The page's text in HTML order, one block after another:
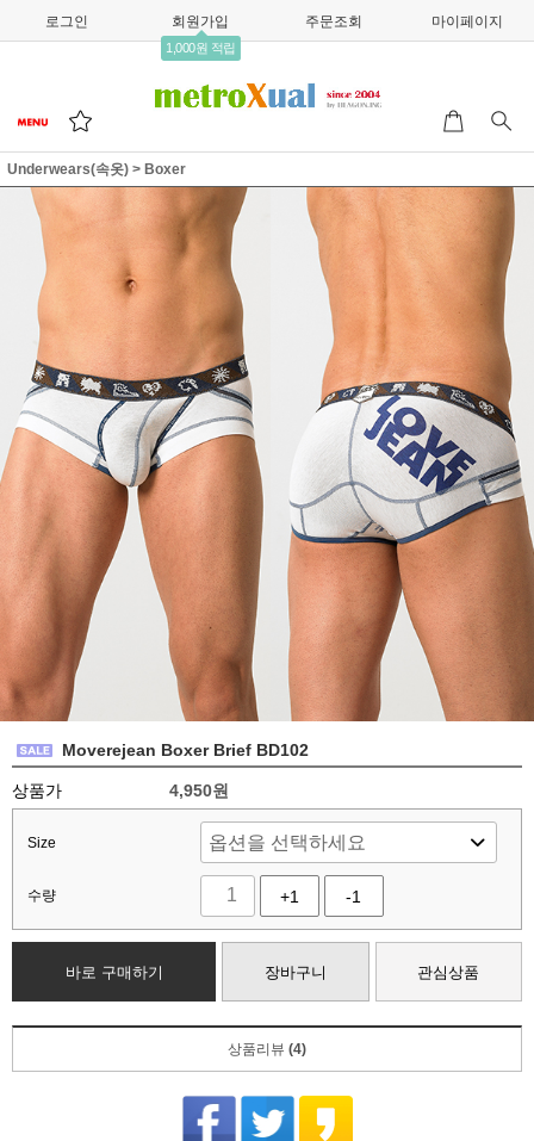
로그인 회원가입
1,000원 적립
주문조회 마이페이지
Underwears(속옷) > Boxer
Moverejean Boxer Brief BD102
상품가 4,950원
Size
수량 +1 -1
바로 구매하기 장바구니 관심상품
상품리뷰 (4)